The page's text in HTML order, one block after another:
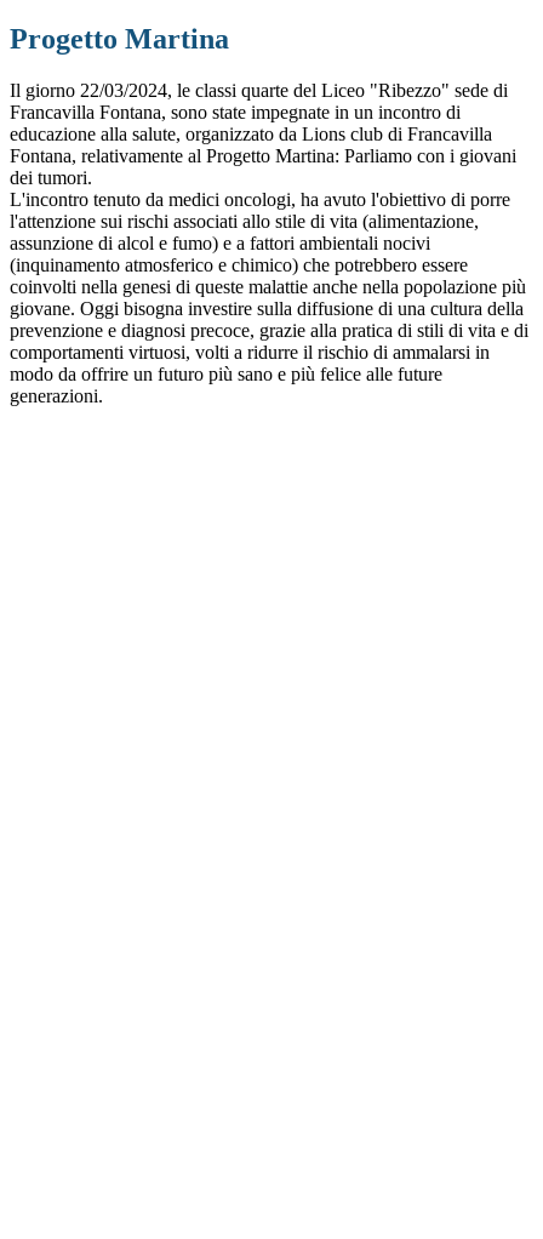
Progetto Martina
Il giorno 22/03/2024, le classi quarte del Liceo "Ribezzo" sede di
Francavilla Fontana, sono state impegnate in un incontro di
educazione alla salute, organizzato da Lions club di Francavilla
Fontana, relativamente al Progetto Martina: Parliamo con i giovani
dei tumori.
L'incontro tenuto da medici oncologi, ha avuto l'obiettivo di porre
l'attenzione sui rischi associati allo stile di vita (alimentazione,
assunzione di alcol e fumo) e a fattori ambientali nocivi
(inquinamento atmosferico e chimico) che potrebbero essere
coinvolti nella genesi di queste malattie anche nella popolazione più
giovane. Oggi bisogna investire sulla diffusione di una cultura della
prevenzione e diagnosi precoce, grazie alla pratica di stili di vita e di
comportamenti virtuosi, volti a ridurre il rischio di ammalarsi in
modo da offrire un futuro più sano e più felice alle future
generazioni.